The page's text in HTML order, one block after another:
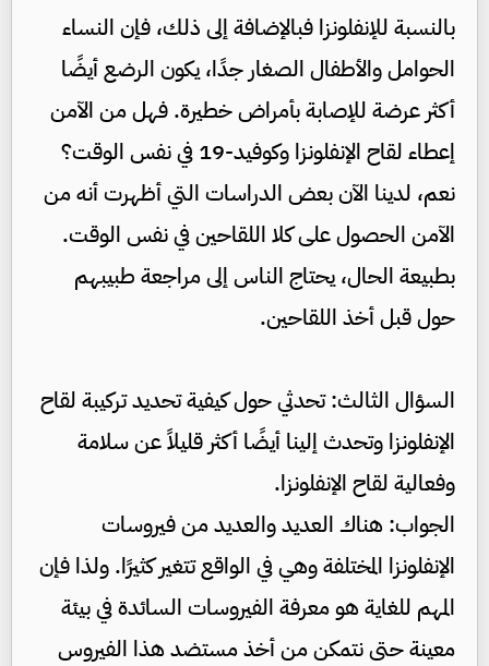
بالنسبة للإنفلونزا فبالإضافة إلى ذلك، فإن النساء
الحوامل والأطفال الصغار جدًا، يكون الرضع أيضًا
أكثر عرضة للإصابة بأمراض خطيرة. فهل من الآمن
إعطاء لقاح الإنفلونزا وكوفيد-19 في نفس الوقت؟
نعم، لدينا الآن بعض الدراسات التي أظهرت أنه من
الآمن الحصول على كلا اللقاحين في نفس الوقت.
بطبيعة الحال، يحتاج الناس إلى مراجعة طبيبهم
حول قبل أخذ اللقاحين.
السؤال الثالث: تحدثي حول كيفية تحديد تركيبة لقاح
الإنفلونزا وتحدث إلينا أيضًا أكثر قليلاً عن سلامة
وفعالية لقاح الإنفلونزا.
الجواب: هناك العديد والعديد من فيروسات
الإنفلونزا المختلفة وهي في الواقع تتغير كثيرًا. ولذا فإن
المهم للغاية هو معرفة الفيروسات السائدة في بيئة
معينة حتى نتمكن من أخذ مستضد هذا الفيروس